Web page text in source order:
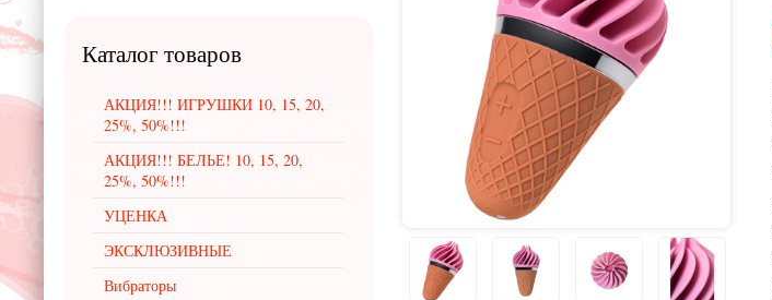
Каталог товаров
АКЦИЯ!!! ИГРУШКИ 10, 15, 20,
25%, 50%!!!
АКЦИЯ!!! БЕЛЬЕ! 10, 15, 20,
25%, 50%!!!
УЦЕНКА
ЭКСКЛЮЗИВНЫЕ
Вибраторы